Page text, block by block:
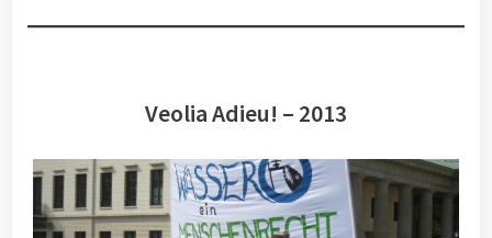
Veolia Adieu! – 2013